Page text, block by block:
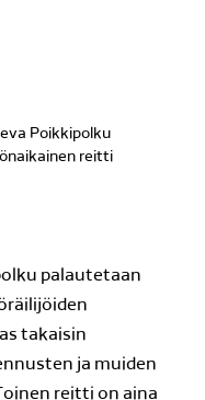
Poikkipolku
reitti
palautetaan
takaisin
ja muiden
reitti on aina